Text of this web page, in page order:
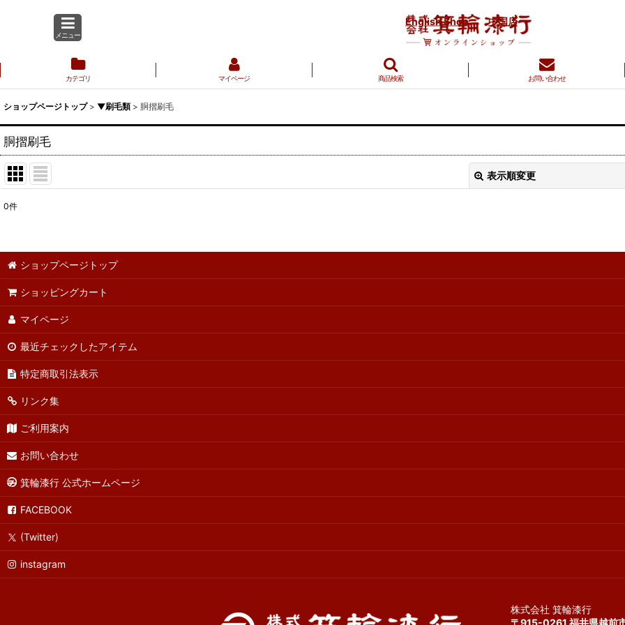
English Shop 中国店
メニュー
カテゴリ マイページ 商品検索 お問い合わせ
ショップページトップ > ▼刷毛類 > 胴摺刷毛
胴摺刷毛
表示順変更
並び順:
0件
ショップページトップ
ショッピングカート
マイページ
最近チェックしたアイテム
特定商取引法表示
リンク集
ご利用案内
お問い合わせ
箕輪漆行 公式ホームページ
FACEBOOK
(Twitter)
instagram
株式会社 箕輪漆行
〒915-0261 福井県越前